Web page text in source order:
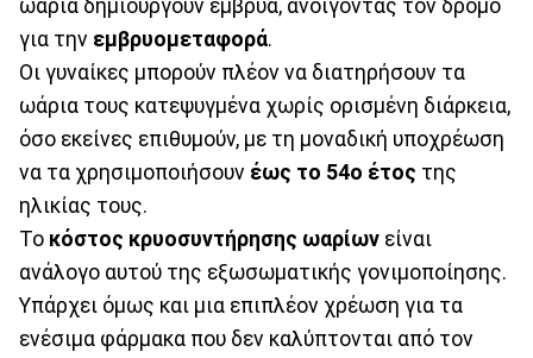
ωάρια δημιουργούν έμβρυα, ανοίγοντας τον δρόμο
για την εμβρυομεταφορά.
Οι γυναίκες μπορούν πλέον να διατηρήσουν τα
ωάρια τους κατεψυγμένα χωρίς ορισμένη διάρκεια,
όσο εκείνες επιθυμούν, με τη μοναδική υποχρέωση
να τα χρησιμοποιήσουν έως το 54ο έτος της
ηλικίας τους.
Το κόστος κρυοσυντήρησης ωαρίων είναι
ανάλογο αυτού της εξωσωματικής γονιμοποίησης.
Υπάρχει όμως και μια επιπλέον χρέωση για τα
ενέσιμα φάρμακα που δεν καλύπτονται από τον